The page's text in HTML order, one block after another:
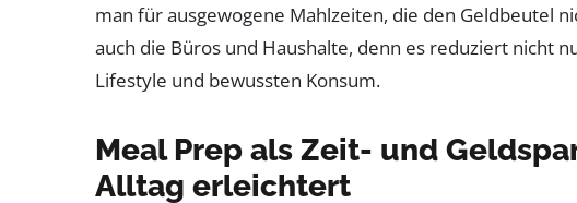
man für ausgewogene Mahlzeiten, die den Geldbeutel
auch die Büros und Haushalte, denn es reduziert nicht
Lifestyle und bewussten Konsum.
Meal Prep als Zeit- und
Alltag erleichtert